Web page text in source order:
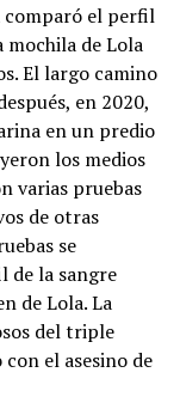
el perfil
mochila de Lola
El largo camino
en 2020,
en un predio
los medios
varias pruebas
de otras
se
de la sangre
de Lola. La
del triple
el asesino de